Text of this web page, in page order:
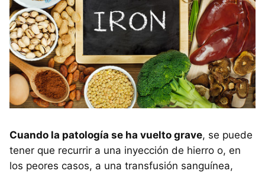
Cuando la patología se ha vuelto grave, se puede
tener que recurrir a una inyección de hierro o, en
los peores casos, a una transfusión sanguínea,